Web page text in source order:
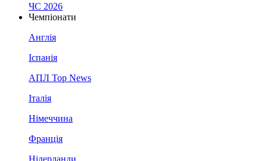
ЧС 2026
Чемпіонати
Англія
Іспанія
АПЛ Top News
Італія
Німеччина
Франція
Нідерланди